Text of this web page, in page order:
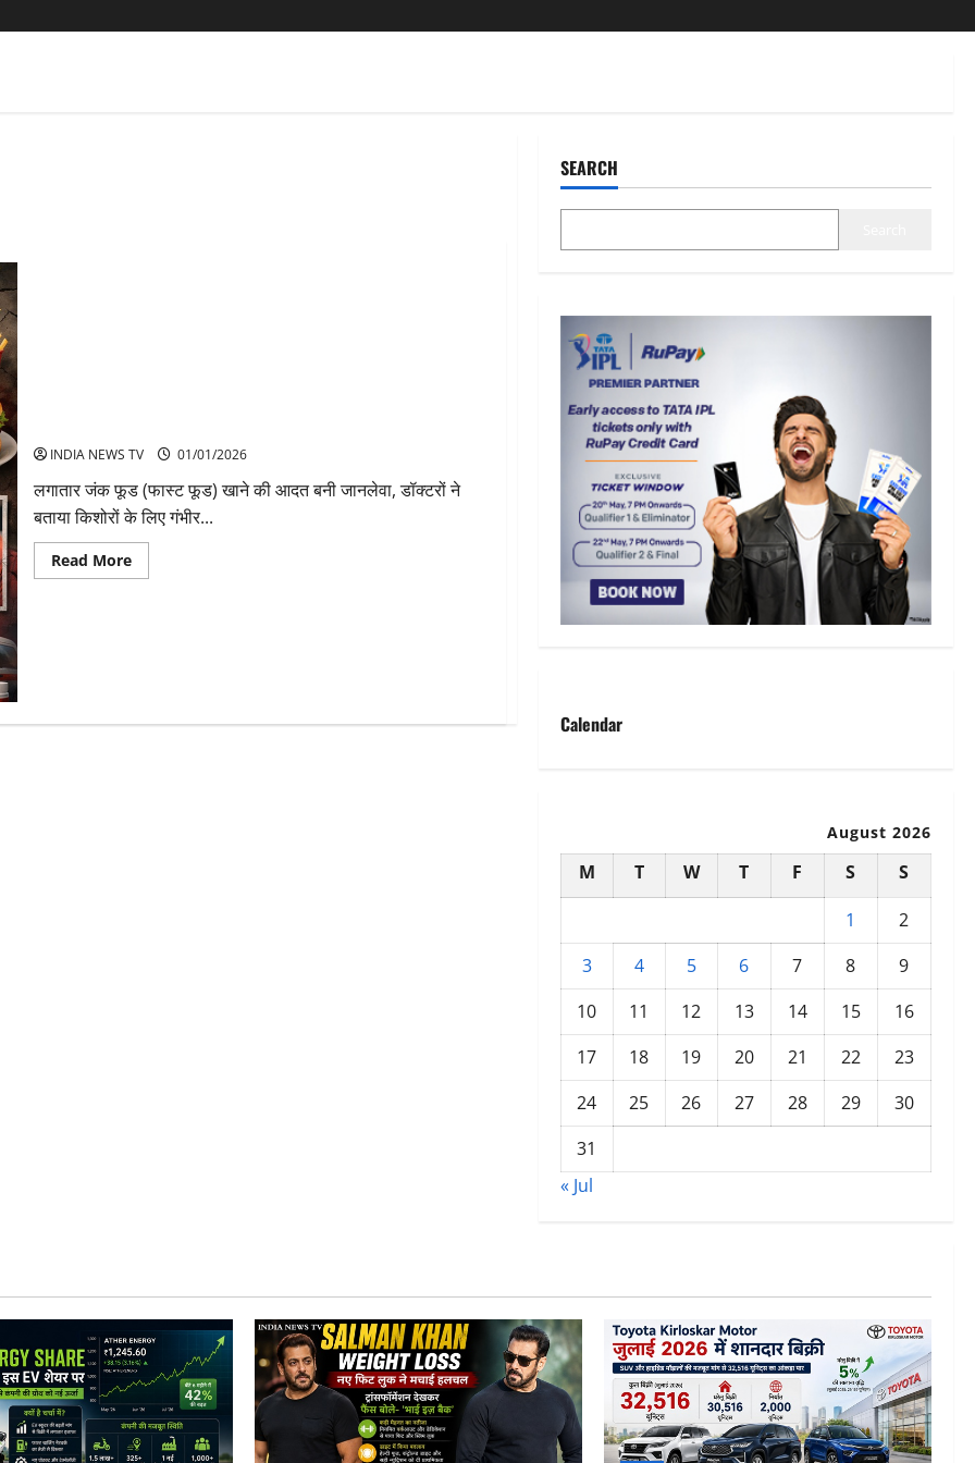
INDIA NEWS TV 01/01/2026
लगातार जंक फूड (फास्ट फूड) खाने की आदत बनी जानलेवा, डॉक्टरों ने
बताया किशोरों के लिए गंभीर...
Read MoreRead
more
नूडल्स
SEARCH
Calendar
August 2026
M T W T F S
S
1
2
3
4 5 6 7 8
9
10
11 12 13 14 15
16
17
18 19 20 21 22
23
24
25 26 27 28 29
30
31
« Jul